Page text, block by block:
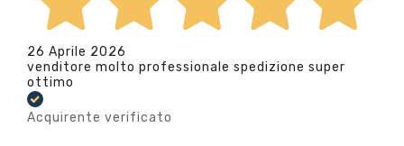
26 Aprile 2026
venditore molto professionale spedizione super
ottimo
Acquirente verificato